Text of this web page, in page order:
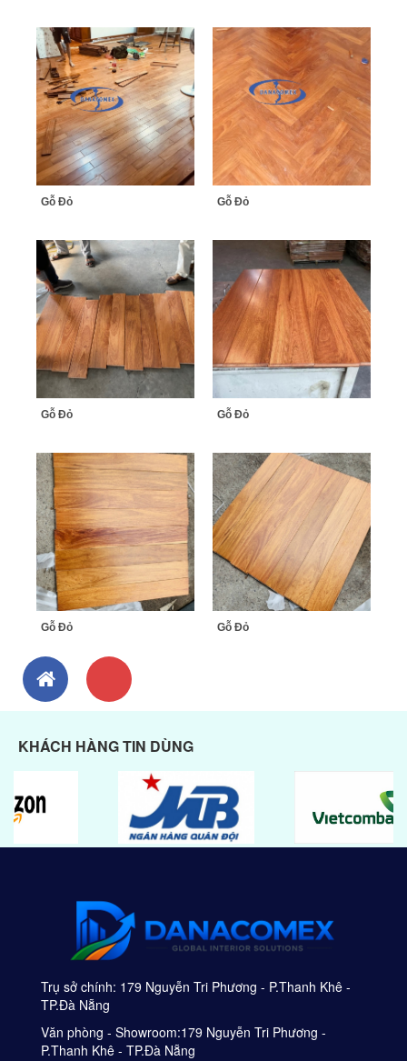
Gỗ Đỏ Gỗ Đỏ
Gỗ Đỏ Gỗ Đỏ
Gỗ Đỏ Gỗ Đỏ
KHÁCH HÀNG TIN DÙNG
Trụ sở chính: 179 Nguyễn Tri Phương - P.Thanh Khê -
TP.Đà Nẵng
Văn phòng - Showroom:179 Nguyễn Tri Phương -
P.Thanh Khê - TP.Đà Nẵng